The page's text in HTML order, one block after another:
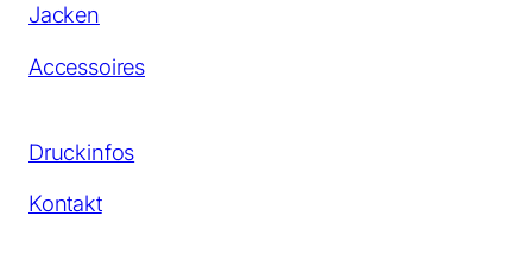
Jacken
Accessoires
Druckinfos
Kontakt